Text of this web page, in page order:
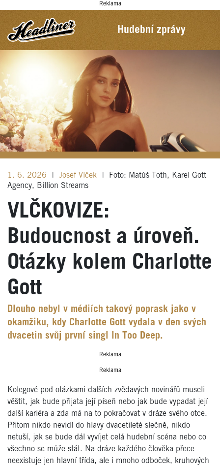
Reklama
Hudební zprávy
1. 6. 2026 Josef Vlček
Foto: Matúš Toth, Karel Gott
Agency, Billion Streams
VLČKOVIZE:
Budoucnost a úroveň.
Otázky kolem Charlotte
Gott
Dlouho nebyl v médiích takový poprask jako v
okamžiku, kdy Charlotte Gott vydala v den svých
dvacetin svůj první singl In Too Deep.
Reklama
Reklama
Kolegové pod otázkami dalších zvědavých novinářů museli
věštit, jak bude přijata její píseň nebo jak bude vypadat její
další kariéra a zda má na to pokračovat v dráze svého otce.
Přitom nikdo nevidí do hlavy dvacetileté slečně, nikdo
netuší, jak se bude dál vyvíjet celá hudební scéna nebo co
všechno se může stát. Na dráze každého člověka přece
neexistuje jen hlavní třída, ale i mnoho odboček, kruhových